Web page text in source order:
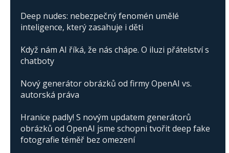
Deep nudes: nebezpečný fenomén umělé
inteligence, který zasahuje i děti
Když nám AI říká, že nás chápe. O iluzi přátelství s
chatboty
Nový generátor obrázků od firmy OpenAI vs.
autorská práva
Hranice padly! S novým updatem generátorů
obrázků od OpenAI jsme schopni tvořit deep fake
fotografie téměř bez omezení